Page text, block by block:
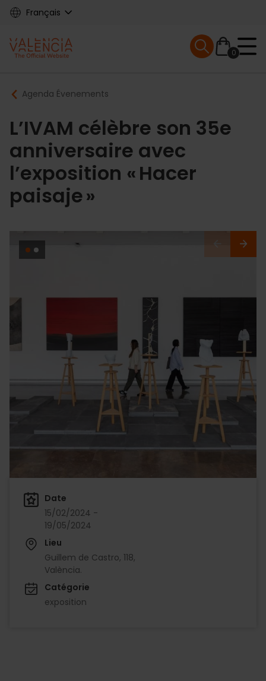
Skip
content
Français
Main
navigation
0
Mobile menu
Breadcrumb
Agenda Évenements
L’IVAM célèbre son 35e
anniversaire avec
l’exposition « Hacer
paisaje »
Date
15/02/2024 -
19/05/2024
Lieu
Guillem de Castro, 118,
València.
Catégorie
exposition